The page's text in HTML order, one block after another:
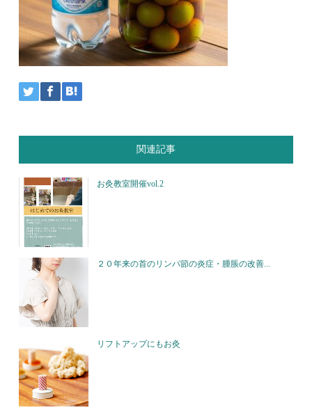
関連記事
お灸教室開催vol.2
２０年来の首のリンパ節の炎症・腫脹の改善...
リフトアップにもお灸